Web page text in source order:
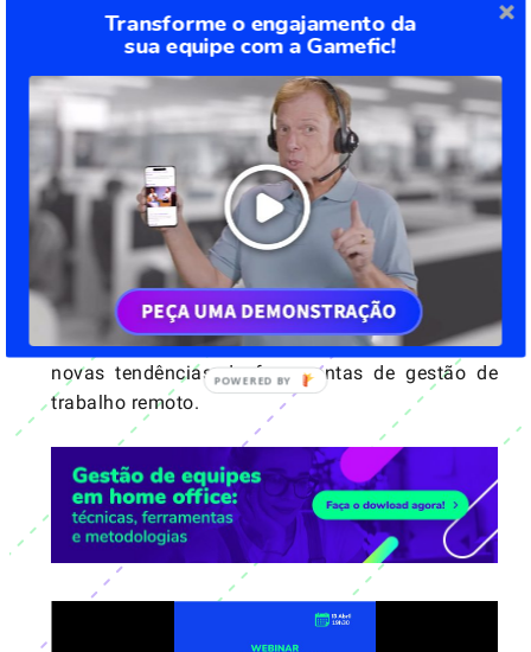
como um canal de comunicação.
A plataforma da Gameficpode fazer exatamente
isso por você e para a sua empresa. Seu software
baseado nagamificaçãopermite gerir talentos,
criar treinamentos e possui um canal de
comunicação para reunir em uma só ferramenta
tudo o que você precisa saber para aumentar a
produtividade de seus colaboradores. Disponível
em vários dispositivos, a Gamefic está com você
no computador, no smartphone e até mesmo na
smart TV. Experimente grátise acompanhe as
novas tendências de ferramentas de gestão de
trabalho remoto.
Transforme o engajamento da
sua equipe com a Gamefic!